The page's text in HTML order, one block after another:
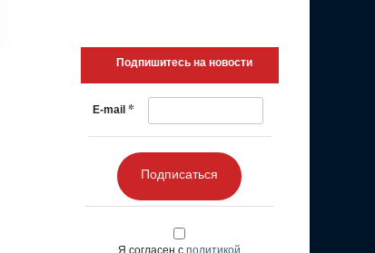
Подпишитесь на новости
E-mail *
Подписаться
Я согласен с политикой